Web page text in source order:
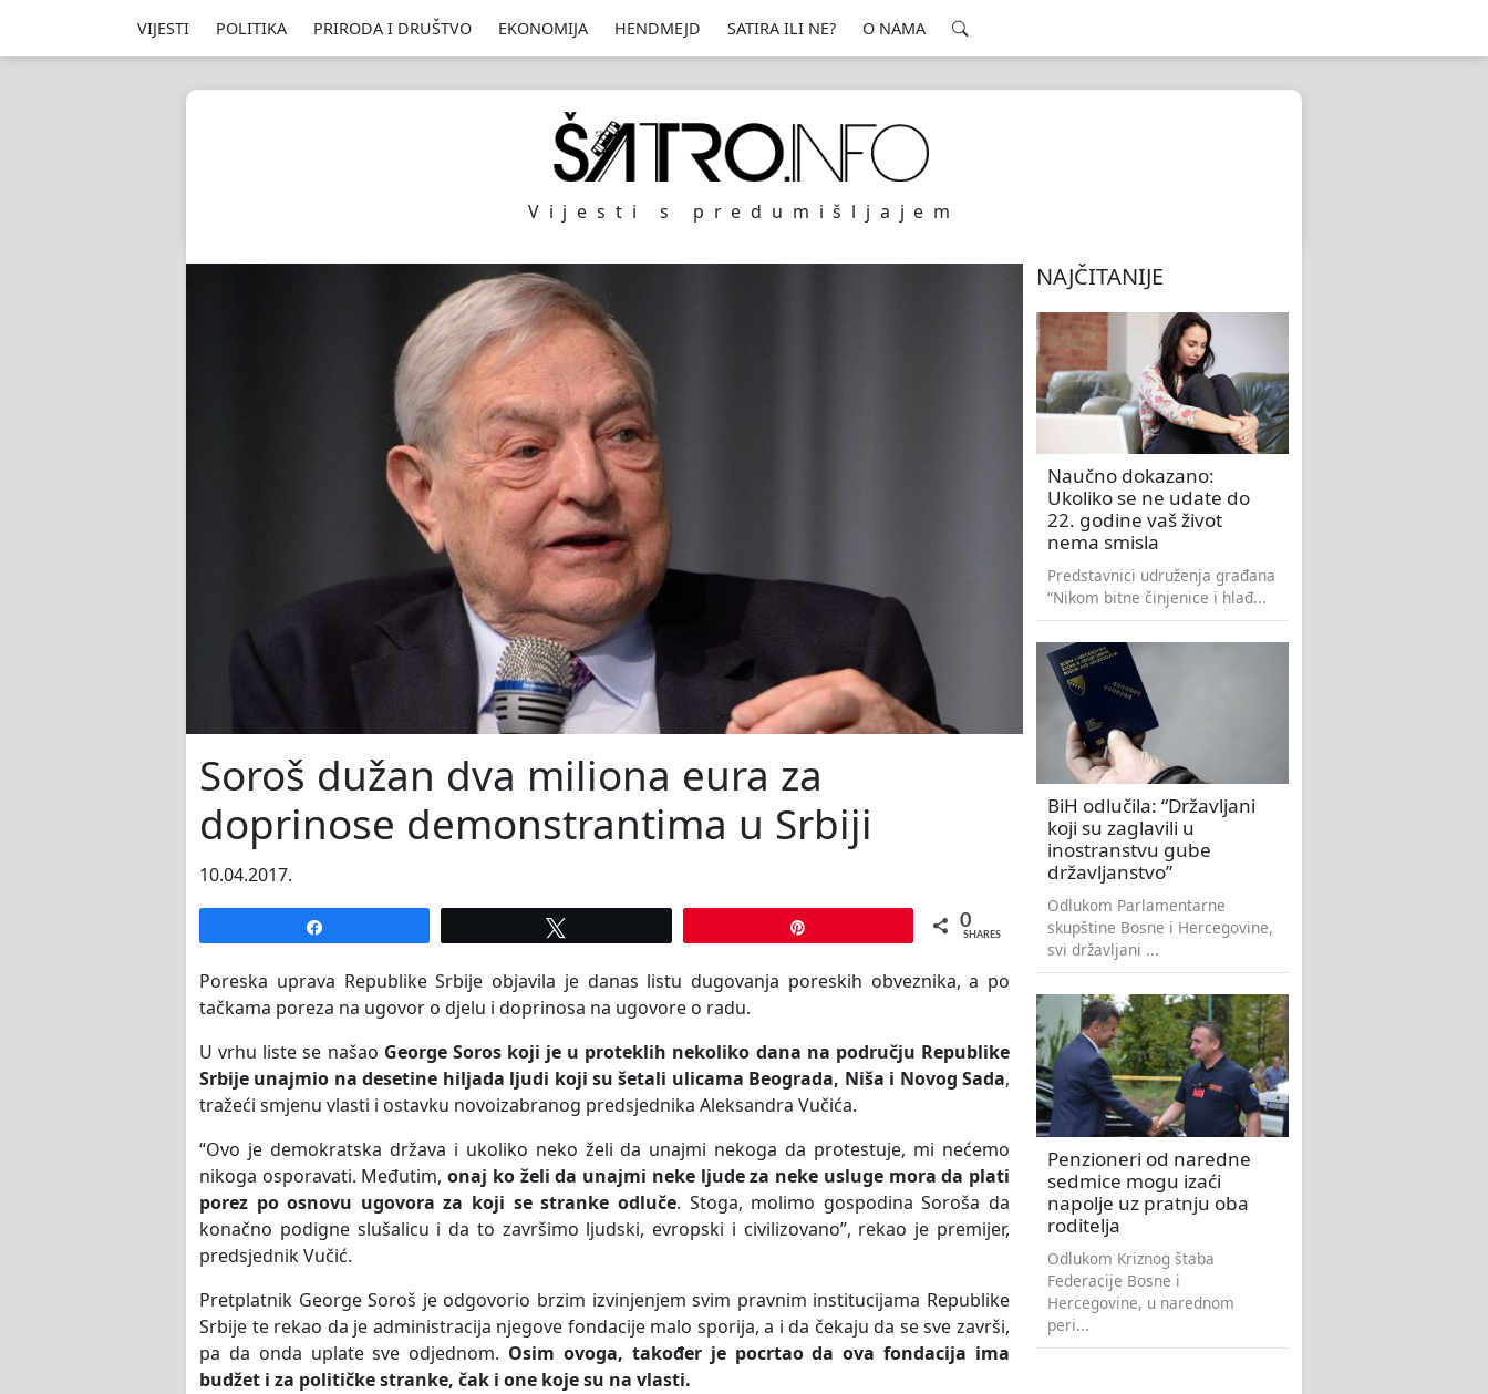
VIJESTI POLITIKA PRIRODA I DRUŠTVO EKONOMIJA HENDMEJD SATIRA ILI NE? O NAMA
Vijesti s predumišljajem
Soroš dužan dva miliona eura za
doprinose demonstrantima u Srbiji
10.04.2017.
0
SHARES
Poreska uprava Republike Srbije objavila je danas listu dugovanja poreskih obveznika, a po
tačkama poreza na ugovor o djelu i doprinosa na ugovore o radu.
U vrhu liste se našao George Soros koji je u proteklih nekoliko dana na području Republike
Srbije unajmio na desetine hiljada ljudi koji su šetali ulicama Beograda, Niša i Novog Sada,
tražeći smjenu vlasti i ostavku novoizabranog predsjednika Aleksandra Vučića.
“Ovo je demokratska država i ukoliko neko želi da unajmi nekoga da protestuje, mi nećemo
nikoga osporavati. Međutim,onaj ko želi da unajmi neke ljude za neke usluge mora da plati
porez po osnovu ugovora za koji se stranke odluče. Stoga, molimo gospodina Soroša da
konačno podigne slušalicu i da to završimo ljudski, evropski i civilizovano”, rekao je premijer,
predsjednik Vučić.
Pretplatnik George Soroš je odgovorio brzim izvinjenjem svim pravnim institucijama Republike
Srbije te rekao da je administracija njegove fondacije malo sporija, a i da čekaju da se sve završi,
pa da onda uplate sve odjednom. Osim ovoga, također je pocrtao da ova fondacija ima
budžet i za političke stranke, čak i one koje su na vlasti.
NAJČITANIJE
Naučno dokazano:
Ukoliko se ne udate do
22. godine vaš život
nema smisla
Predstavnici udruženja građana
“Nikom bitne činjenice i hlađ...
BiH odlučila: “Državljani
koji su zaglavili u
inostranstvu gube
državljanstvo”
Odlukom Parlamentarne
skupštine Bosne i Hercegovine,
svi državljani ...
Penzioneri od naredne
sedmice mogu izaći
napolje uz pratnju oba
roditelja
Odlukom Kriznog štaba
Federacije Bosne i
Hercegovine, u narednom
peri...